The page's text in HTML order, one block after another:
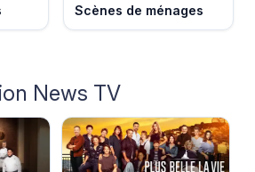
Scènes de ménages
News TV